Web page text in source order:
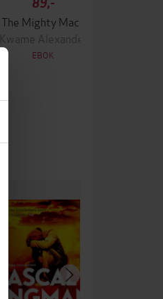
The Mighty Macy
Kwame Alexander
EBOK